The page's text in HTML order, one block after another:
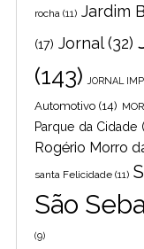
rocha (11) Jardim
(17) Jornal(32)
(143) JORNAL
Automotivo (14)
Parque da Cidade
Rogério Morro
santa Felicidade (11)
São
(9)